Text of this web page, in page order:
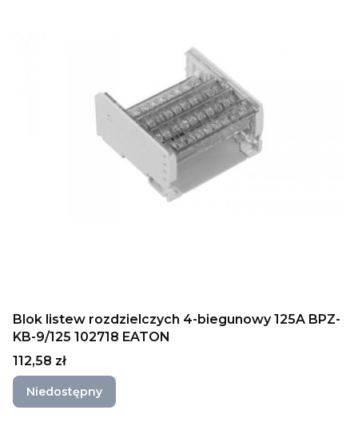
Blok listew rozdzielczych 4-biegunowy 125A BPZ-
KB-9/125 102718 EATON
Cena
112,58 zł
Niedostępny